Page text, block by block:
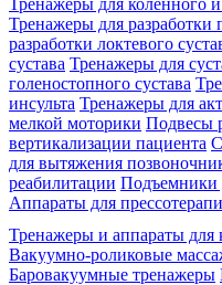
Тренажеры для коленного и
Тренажеры для разработки
разработки локтевого
сустава Тренажеры для
голеностопного сустава
инсульта Тренажеры для
мелкой моторики Подвесы
вертикализации пациента
для вытяжения
реабилитации Подъемники
Аппараты для
Тренажеры и аппараты для
Вакуумно-роликовые
Баровакуумные тренажеры